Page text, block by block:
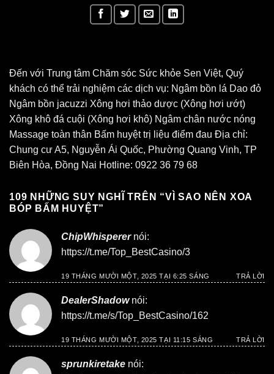
Đến với Trung tâm Chăm sóc Sức khỏe Sen Việt, Quý
khách có thể trải nghiệm các dịch vụ: Ngâm bồn lá Dao đỏ
Ngâm bồn jacuzzi Xông hơi thảo dược (Xông hơi ướt)
Xông khô đá cuội (Xông hơi khô) Ngâm chân nước nóng
Massage toàn thân Bấm huyệt trị liệu điểm đau Địa chỉ:
Chung cư A5, Nguyễn Ái Quốc, Phường Quang Vinh, TP
Biên Hòa, Đồng Nai Hotline: 0922 36 79 68
109 NHỮNG SUY NGHĨ TRÊN “VÌ SAO NÊN XOA
BÓP BẤM HUYỆT”
ChipWhisperer nói:
https://t.me/Top_BestCasino/3
19 THÁNG MƯỜI MỘT, 2025 TẠI 6:25 SÁNG TRẢ LỜI
DealerShadow nói:
https://t.me/s/Top_BestCasino/162
19 THÁNG MƯỜI MỘT, 2025 TẠI 11:15 SÁNG TRẢ LỜI
sprunkiretake nói: